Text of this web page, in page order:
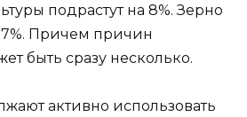
подрастут на 8%. Зерно
7%. Причем причин
быть сразу несколько.
активно использовать